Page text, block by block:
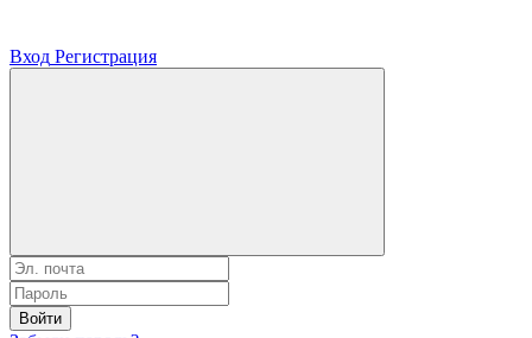
Вход Регистрация
Войти